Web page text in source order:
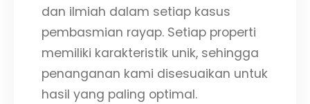
dan ilmiah dalam setiap kasus
pembasmian rayap. Setiap properti
memiliki karakteristik unik, sehingga
penanganan kami disesuaikan untuk
hasil yang paling optimal.